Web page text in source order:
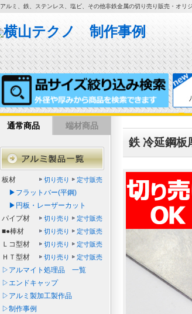
アルミ、鉄、ステンレス、塩ビ、その他非鉄金属の切り売り販売・オリ
鉄 冷延鋼板
通常商品 端材商品
板材 切り売り 定寸販売
▶フラットバー(平鋼)
▶円板・レーザーカット
パイプ材
切り売り 定寸販売
■●棒材 切り売り 定寸販売
Ｌコ型材 切り売り 定寸販売
ＨＴ型材 切り売り 定寸販売
▷アルマイト処理品 一覧
▷エンドキャップ
▷アルミ製加工製作品
▷制作事例